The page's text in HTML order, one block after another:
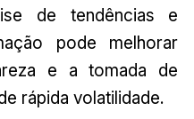
de tendências e
pode melhorar
e a tomada de
rápida volatilidade.